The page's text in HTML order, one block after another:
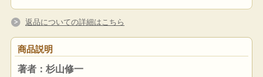
返品についての詳細はこちら
商品説明
著者：杉山修一